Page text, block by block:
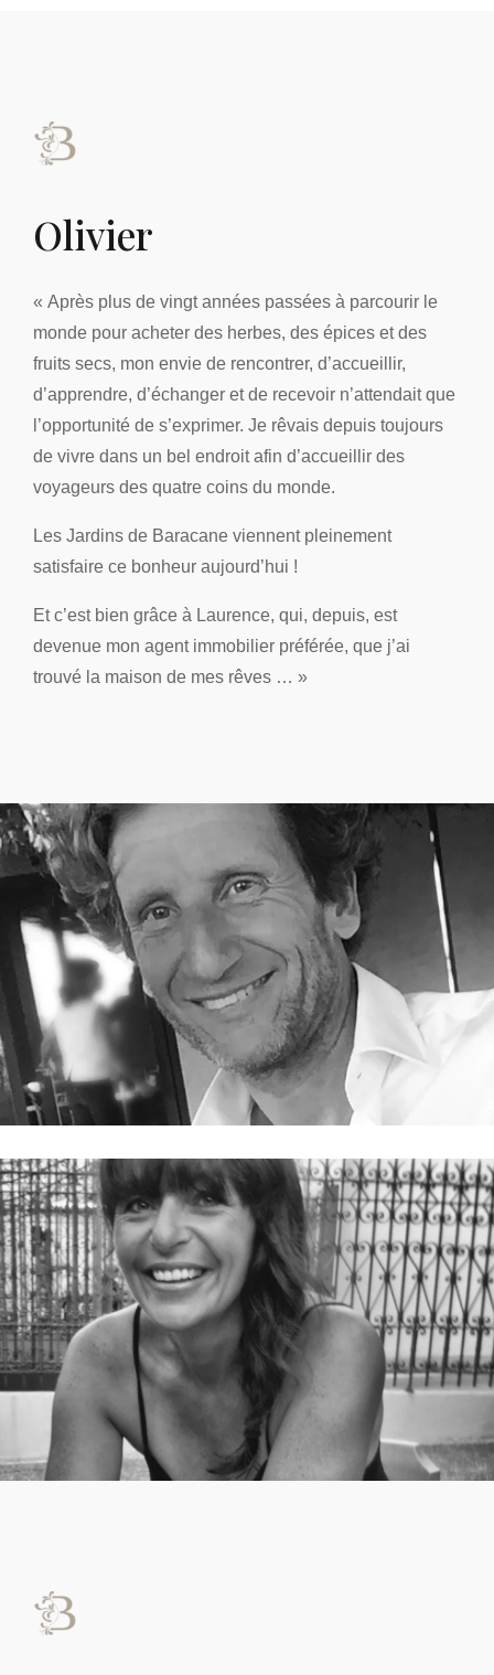
Olivier
« Après plus de vingt années passées à parcourir le
monde pour acheter des herbes, des épices et des
fruits secs, mon envie de rencontrer, d’accueillir,
d’apprendre, d’échanger et de recevoir n’attendait que
l’opportunité de s’exprimer. Je rêvais depuis toujours
de vivre dans un bel endroit afin d’accueillir des
voyageurs des quatre coins du monde.
Les Jardins de Baracane viennent pleinement
satisfaire ce bonheur aujourd’hui !
Et c’est bien grâce à Laurence, qui, depuis, est
devenue mon agent immobilier préférée, que j’ai
trouvé la maison de mes rêves … »